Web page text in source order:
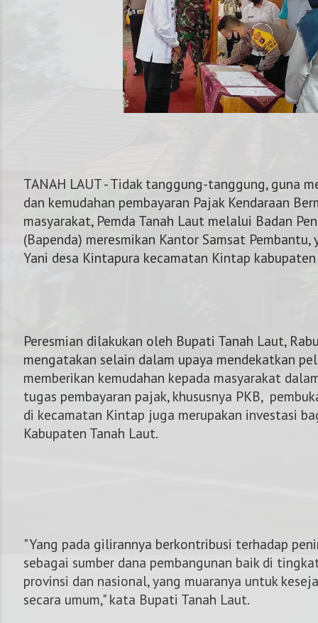
TANAH LAUT - Tidak tanggung-tanggung, guna
dan kemudahan pembayaran Pajak Kendaraan
masyarakat, Pemda Tanah Laut melalui Badan
(Bapenda) meresmikan Kantor Samsat Pembantu,
Yani desa Kintapura kecamatan Kintap
Peresmian dilakukan oleh Bupati Tanah Laut,
mengatakan selain dalam upaya mendekatkan
memberikan kemudahan kepada masyarakat
tugas pembayaran pajak, khususnya PKB,
di kecamatan Kintap juga merupakan investasi
Kabupaten Tanah Laut.
"Yang pada gilirannya berkontribusi terhadap
sebagai sumber dana pembangunan baik di
provinsi dan nasional, yang muaranya untuk
secara umum," kata Bupati Tanah Laut.
NOMOR